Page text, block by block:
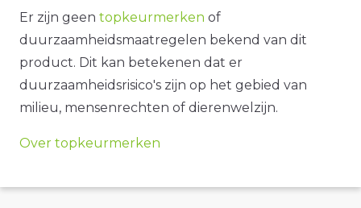
Er zijn geen topkeurmerken of
duurzaamheidsmaatregelen bekend van dit
product. Dit kan betekenen dat er
duurzaamheidsrisico's zijn op het gebied van
milieu, mensenrechten of dierenwelzijn.
Over topkeurmerken